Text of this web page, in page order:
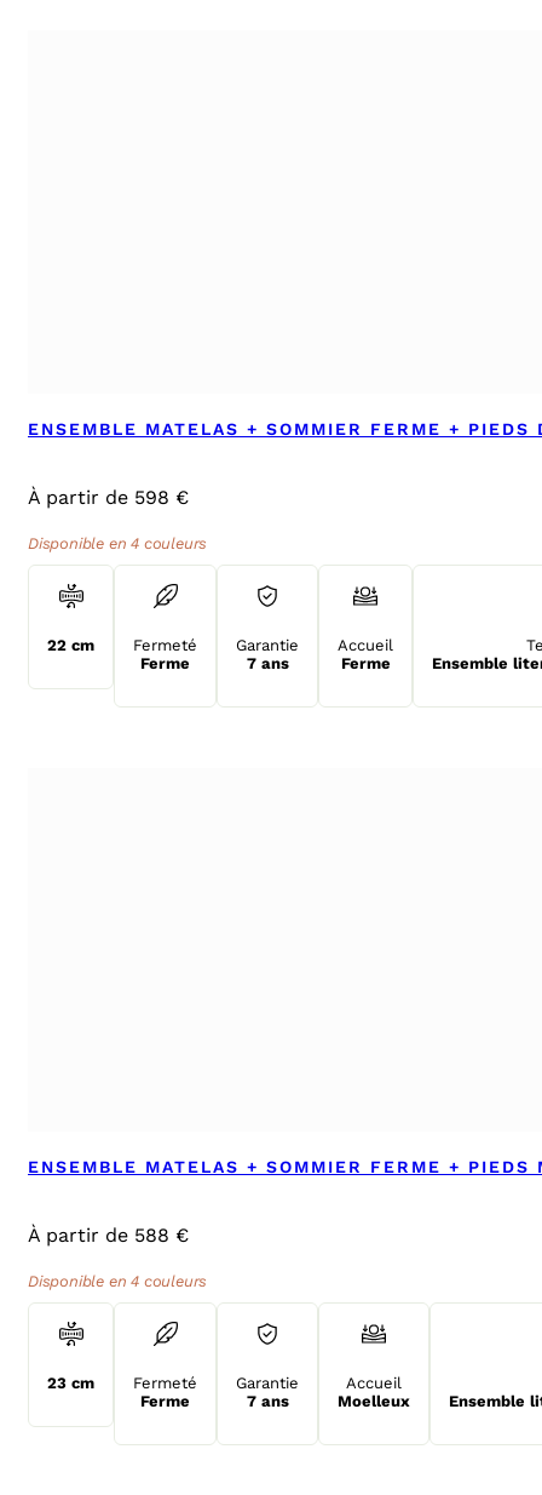
ENSEMBLE MATELAS + SOMMIER FERME + PIEDS
À partir de 598 €
Disponible en 4 couleurs
22 cm
Fermeté
Ferme
Garantie
7 ans
Accueil
Ferme
Ensemble
ENSEMBLE MATELAS + SOMMIER FERME + PIEDS
À partir de 588 €
Disponible en 4 couleurs
23 cm
Fermeté
Ferme
Garantie
7 ans
Accueil
Moelleux
Ensemble